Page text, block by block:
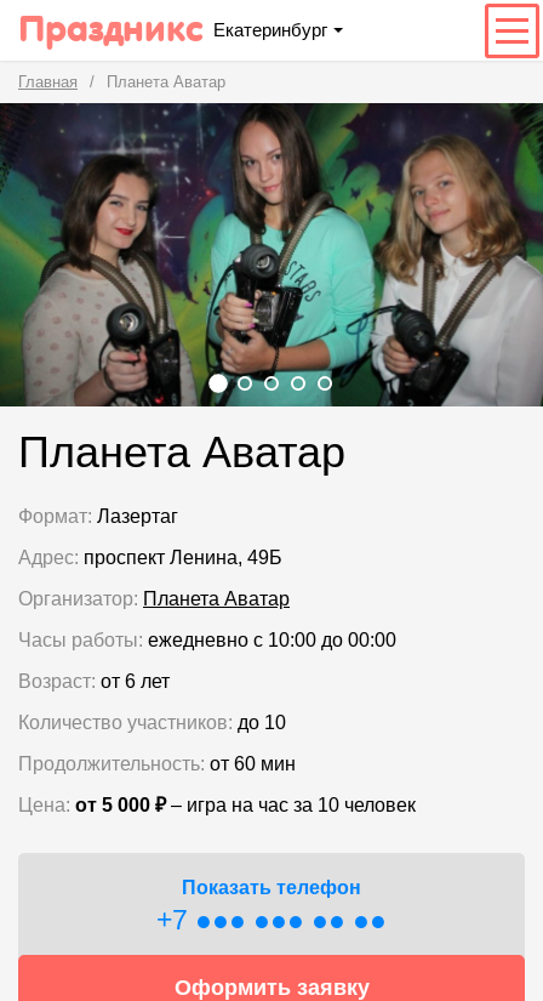
Праздникс Екатеринбург
Главная Планета Аватар
Планета Аватар
Формат: Лазертаг
Адрес: проспект Ленина, 49Б
Организатор: Планета Аватар
Часы работы: ежедневно с 10:00 до 00:00
Возраст: от 6 лет
Количество участников: до 10
Продолжительность: от 60 мин
Цена: от 5 000 ₽– игра на час за 10 человек
Показать телефон
+7 ●●● ●●● ●● ●●
Оформить заявку